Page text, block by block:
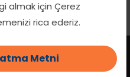
almak için Çerez
rica ederiz.
Metni